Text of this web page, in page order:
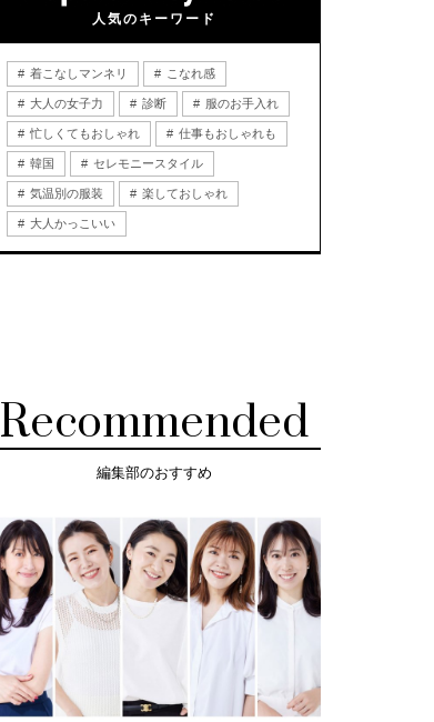
人気のキーワード
着こなしマンネリ こなれ感
大人の女子力 診断 服のお手入れ
忙しくてもおしゃれ 仕事もおしゃれも
韓国 セレモニースタイル
気温別の服装 楽しておしゃれ
大人かっこいい
Recommended
編集部のおすすめ